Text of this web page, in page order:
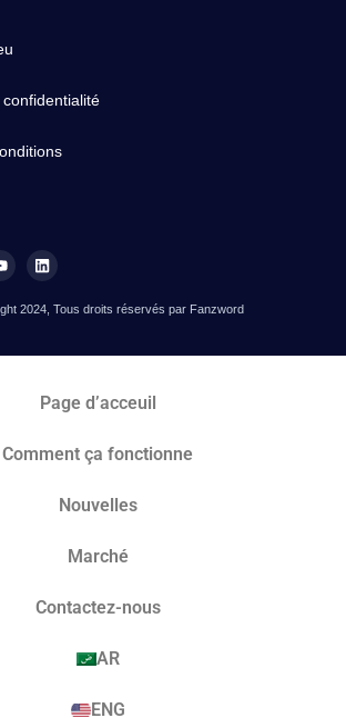
2024, Tous droits réservés par Fanzword
Page d’acceuil
Comment ça fonctionne
Nouvelles
Marché​
Contactez-nous
AR
ENG